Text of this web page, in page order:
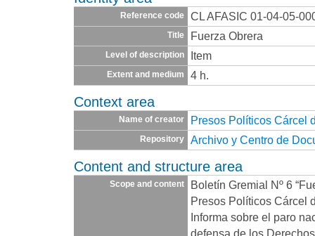
Reference code CL AFASIC 01-04-05-
Title Fuerza Obrera
Level of description Item
Extent and medium 4 h.
Context area
Name of creator Presos Políticos Cárcel
Repository Archivo y Centro de
Content and structure area
Scope and content
Boletín Gremial Nº 6
Presos Políticos Cárcel
Informa sobre el paro
defensa de los